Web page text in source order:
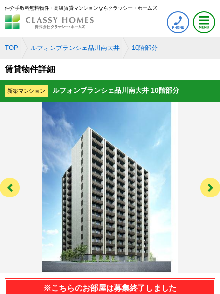
仲介手数料無料物件・高級賃貸マンションならクラッシー・ホームズ
TOP ルフォンブランシェ品川南大井 10階部分
賃貸物件詳細
新築マンション ルフォンブランシェ品川南大井 10階部分
※こちらのお部屋は募集終了しました